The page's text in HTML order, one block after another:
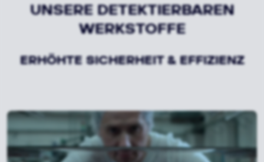
UNSERE DETEKTIERBAREN
WERKSTOFFE
ERHÖHTE SICHERHEIT & EFFIZIENZ